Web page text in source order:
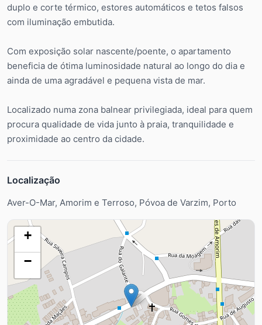
duplo e corte térmico, estores automáticos e tetos falsos
com iluminação embutida.
Com exposição solar nascente/poente, o apartamento
beneficia de ótima luminosidade natural ao longo do dia e
ainda de uma agradável e pequena vista de mar.
Localizado numa zona balnear privilegiada, ideal para quem
procura qualidade de vida junto à praia, tranquilidade e
proximidade ao centro da cidade.
Localização
Aver-O-Mar, Amorim e Terroso, Póvoa de Varzim, Porto
+
−